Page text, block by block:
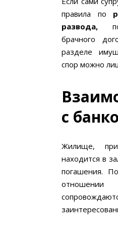
правила по
развода,
брачного
разделе
спор можно
с
Жилище,
находится в
погашения.